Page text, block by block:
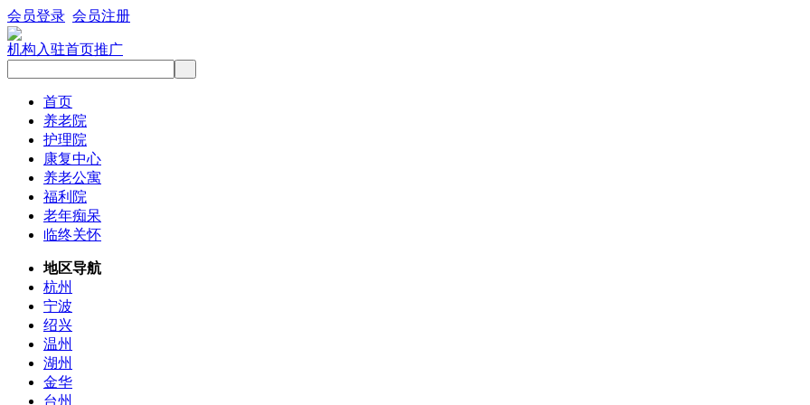
会员登录 会员注册
机构入驻首页推广
首页
养老院
护理院
康复中心
养老公寓
福利院
老年痴呆
临终关怀
地区导航
杭州
宁波
绍兴
温州
湖州
金华
台州